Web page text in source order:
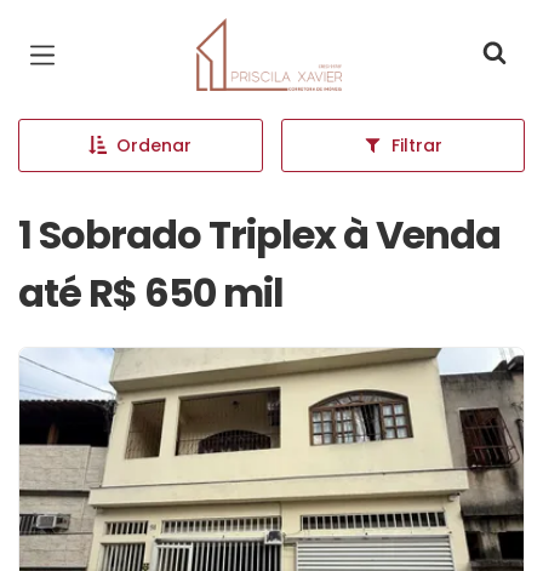
Página inicial
Ordenar Filtrar
1 Sobrado Triplex à Venda
até R$ 650 mil